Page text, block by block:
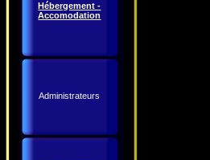
Hébergement -
Accomodation
Administrateurs